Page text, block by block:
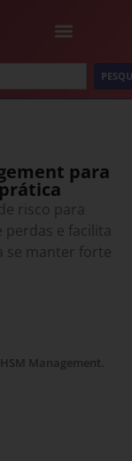
para
risco para
e facilita
se manter forte
Management.